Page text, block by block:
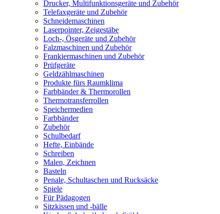
Drucker, Multifunktionsgeräte und Zubehör
Telefaxgeräte und Zubehör
Schneidemaschinen
Laserpointer, Zeigestäbe
Loch-, Ösgeräte und Zubehör
Falzmaschinen und Zubehör
Frankiermaschinen und Zubehör
Prüfgeräte
Geldzählmaschinen
Produkte fürs Raumklima
Farbbänder & Thermorollen
Thermotransferrollen
Speichermedien
Farbbänder
Zubehör
Schulbedarf
Hefte, Einbände
Schreiben
Malen, Zeichnen
Basteln
Penale, Schultaschen und Rucksäcke
Spiele
Für Pädagogen
Sitzkissen und -bälle